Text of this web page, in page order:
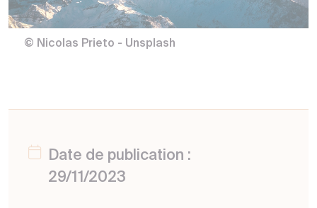
© Nicolas Prieto - Unsplash
Date de publication :
29/11/2023